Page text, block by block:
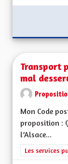
Transport
mal
Mon Code
proposition :
l’Alsace...
Filtrer les
Les services